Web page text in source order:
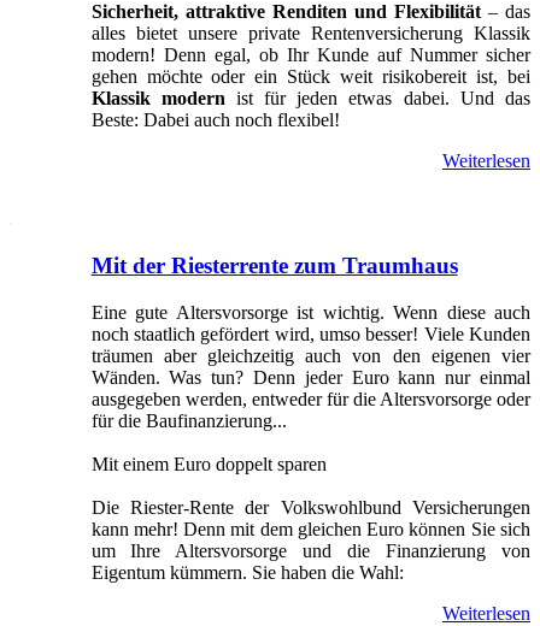
Sicherheit, attraktive Renditen und Flexibilität– das
alles bietet unsere private Rentenversicherung Klassik
modern! Denn egal, ob Ihr Kunde auf Nummer sicher
gehen möchte oder ein Stück weit risikobereit ist, bei
Klassik modern ist für jeden etwas dabei. Und das
Beste: Dabei auch noch flexibel!
Weiterlesen
Mit der Riesterrente zum Traumhaus
Eine gute Altersvorsorge ist wichtig. Wenn diese auch
noch staatlich gefördert wird, umso besser! Viele Kunden
träumen aber gleichzeitig auch von den eigenen vier
Wänden. Was tun? Denn jeder Euro kann nur einmal
ausgegeben werden, entweder für die Altersvorsorge oder
für die Baufinanzierung...
Mit einem Euro doppelt sparen
Die Riester-Rente der Volkswohlbund Versicherungen
kann mehr! Denn mit dem gleichen Euro können Sie sich
um Ihre Altersvorsorge und die Finanzierung von
Eigentum kümmern. Sie haben die Wahl:
Weiterlesen